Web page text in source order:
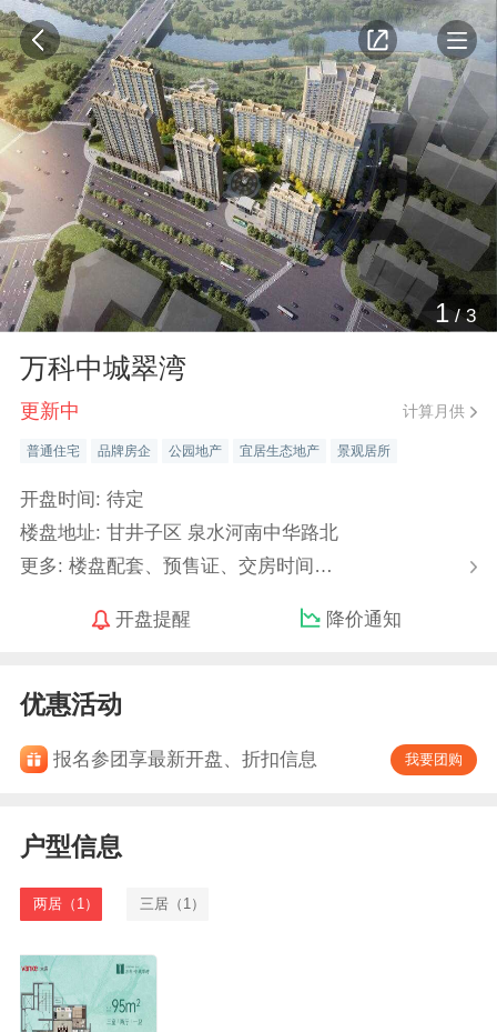
1/3
万科中城翠湾
更新中 计算月供
普通住宅 品牌房企 公园地产 宜居生态地产 景观居所
开盘时间: 待定
楼盘地址: 甘井子区 泉水河南中华路北
更多: 楼盘配套、预售证、交房时间…
开盘提醒 降价通知
优惠活动
报名参团享最新开盘、折扣信息 我要团购
户型信息
两居（1） 三居（1）